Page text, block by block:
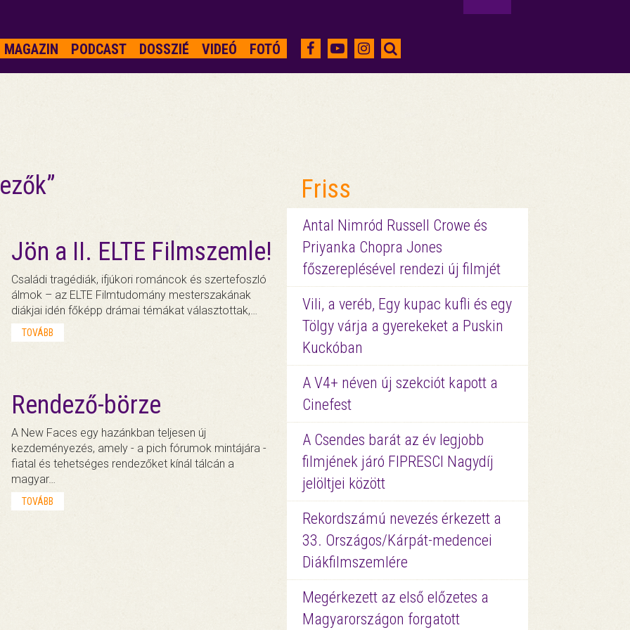
MAGAZIN PODCAST DOSSZIÉ VIDEÓ FOTÓ
Jön a II. ELTE Filmszemle!
Családi tragédiák, ifjúkori románcok és szertefoszló
álmok – az ELTE Filmtudomány mesterszakának
diákjai idén főképp drámai témákat választottak,…
TOVÁBB
Rendező-börze
A New Faces egy hazánkban teljesen új
kezdeményezés, amely - a pich fórumok mintájára -
fiatal és tehetséges rendezőket kínál tálcán a
magyar…
TOVÁBB
Friss
Antal Nimród Russell Crowe és
Priyanka Chopra Jones
főszereplésével rendezi új filmjét
Vili, a veréb, Egy kupac kufli és egy
Tölgy várja a gyerekeket a Puskin
Kuckóban
A V4+ néven új szekciót kapott a
Cinefest
A Csendes barát az év legjobb
filmjének járó FIPRESCI Nagydíj
jelöltjei között
Rekordszámú nevezés érkezett a
33. Országos/Kárpát-medencei
Diákfilmszemlére
Megérkezett az első előzetes a
Magyarországon forgatott